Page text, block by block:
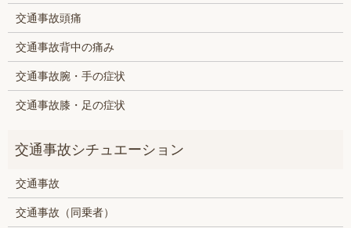
交通事故頭痛
交通事故背中の痛み
交通事故腕・手の症状
交通事故膝・足の症状
交通事故
交通事故（同乗者）